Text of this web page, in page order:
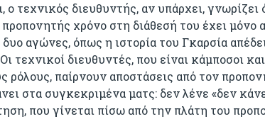
ο τεχνικός διευθυντής, αν υπάρχει, γνωρίζει
προπονητής χρόνο στη διάθεσή του έχει μόνο
δυο αγώνες, όπως η ιστορία του Γκαρσία
τεχνικοί διευθυντές, που είναι κάμποσοι
ρόλους, παίρνουν αποστάσεις από τον
στα συγκεκριμένα ματς: δεν λένε «δεν
που γίνεται πίσω από την πλάτη του